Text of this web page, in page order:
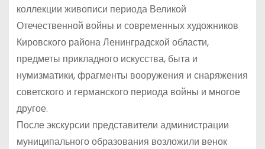
коллекции живописи периода Великой
Отечественной войны и современных художников
Кировского района Ленинградской области,
предметы прикладного искусства, быта и
нумизматики, фрагменты вооружения и снаряжения
советского и германского периода войны и многое
другое.
После экскурсии представители администрации
муниципального образования возложили венок